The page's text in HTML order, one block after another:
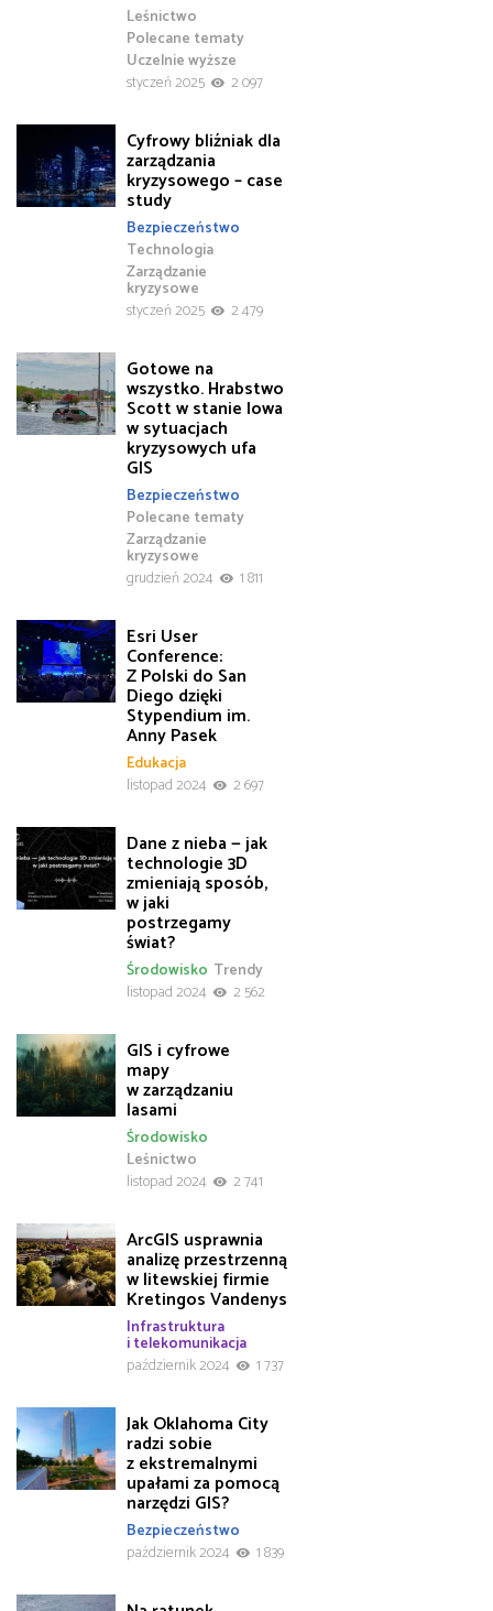
Leśnictwo
Polecane tematy
Uczelnie wyższe
styczeń 2025
2 097
Cyfrowy bliźniak dla
zarządzania
kryzysowego – case
study
Bezpieczeństwo
Technologia
Zarządzanie
kryzysowe
styczeń 2025
2 479
Gotowe na
wszystko. Hrabstwo
Scott w stanie Iowa
w sytuacjach
kryzysowych ufa
GIS
Bezpieczeństwo
Polecane tematy
Zarządzanie
kryzysowe
grudzień 2024
1 811
Esri User
Conference:
Z Polski do San
Diego dzięki
Stypendium im.
Anny Pasek
Edukacja
listopad 2024
2 697
Dane z nieba — jak
technologie 3D
zmieniają sposób,
w jaki
postrzegamy
świat?
Środowisko Trendy
listopad 2024
2 562
GIS i cyfrowe
mapy
w zarządzaniu
lasami
Leśnictwo
Środowisko
listopad 2024
2 741
ArcGIS usprawnia
analizę przestrzenną
w litewskiej firmie
Kretingos Vandenys
Infrastruktura
i telekomunikacja
październik 2024
1 737
Jak Oklahoma City
radzi sobie
z ekstremalnymi
upałami za pomocą
narzędzi GIS?
Bezpieczeństwo
październik 2024
1 839